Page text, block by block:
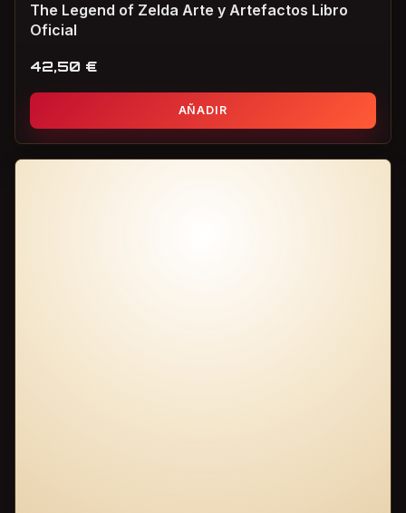
The Legend of Zelda Arte y Artefactos Libro
Oficial
42,50 €
AÑADIR